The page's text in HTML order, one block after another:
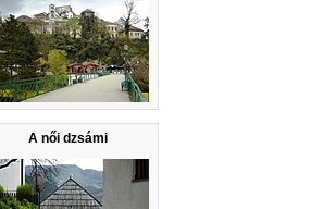
A női dzsámi